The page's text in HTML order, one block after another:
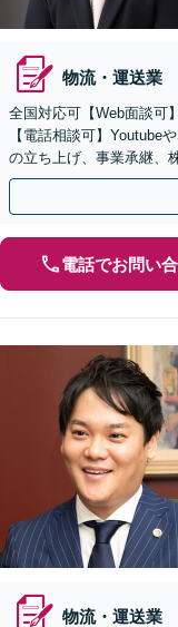
物流・運送業
全国対応可【Web面談可
【電話相談可】Youtube
の立ち上げ、事業承継、
ー・ドラフトなどに対応
電話でお問い
物流・運送業